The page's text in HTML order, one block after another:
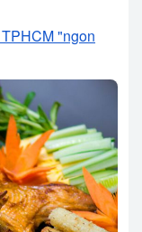
"ngon